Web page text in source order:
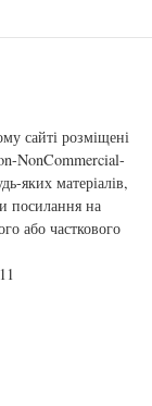
сайті розміщені
NonCommercial-
яких матеріалів,
посилання на
або часткового